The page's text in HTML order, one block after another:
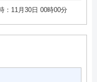
：11月30日 00時00分